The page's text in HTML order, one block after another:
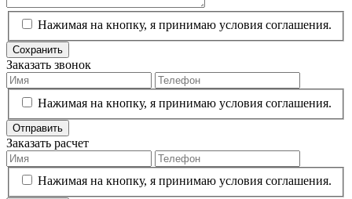
Нажимая на кнопку, я принимаю условия соглашения.
Сохранить
Заказать звонок
Нажимая на кнопку, я принимаю условия соглашения.
Отправить
Заказать расчет
Нажимая на кнопку, я принимаю условия соглашения.